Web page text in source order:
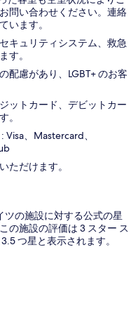
問い合わせください。連絡
います。
キュリティシステム、救急
す。
配慮があり、LGBT+ のお客
ットカード、デビットカー
。
、Mastercard、
ただけます。
ツの施設に対する公式の星
の施設の評価は 3 スター ス
つ星と表示されます。